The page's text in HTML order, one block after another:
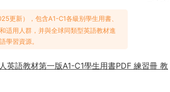
更新），包含A1-C1各級别學生用書、
适用人群，并與全球同類型英語教材進
學習資源。
語教材第一版A1-C1學生用書PDF 練習冊 教